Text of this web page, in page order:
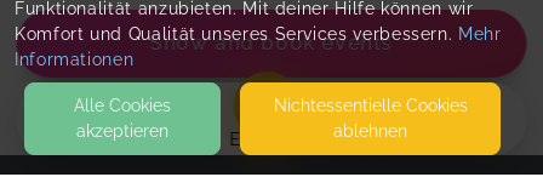
EVENTS
Show and book events
Funktionalität anzubieten. Mit deiner Hilfe können wir
Komfort und Qualität unseres Services verbessern. Mehr
Informationen
Alle Cookies
akzeptieren
Nicht­essentielle Cookies
ablehnen